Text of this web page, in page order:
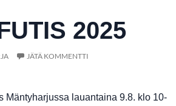
2025
JÄTÄ KOMMENTTI
Mäntyharjussa lauantaina 9.8. klo 10-